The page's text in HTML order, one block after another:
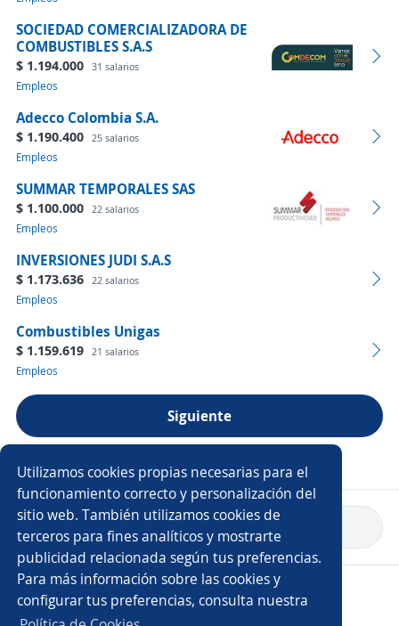
Utilizamos cookies propias necesarias para el
funcionamiento correcto y personalización del
sitio web. También utilizamos cookies de
terceros para fines analíticos y mostrarte
publicidad relacionada según tus preferencias.
Para más información sobre las cookies y
configurar tus preferencias, consulta nuestra
SOCIEDAD COMERCIALIZADORA DE
COMBUSTIBLES S.A.S
$ 1.194.000 31 salarios
Empleos
Adecco Colombia S.A.
$ 1.190.400 25 salarios
Empleos
SUMMAR TEMPORALES SAS
$ 1.100.000 22 salarios
Empleos
INVERSIONES JUDI S.A.S
$ 1.173.636 22 salarios
Empleos
Combustibles Unigas
$ 1.159.619 21 salarios
Empleos
Siguiente
Ver más empresas
Volver a inicio
Copyright 2014 - 2026 DGNET LTD.
Aviso legal / Privacidad